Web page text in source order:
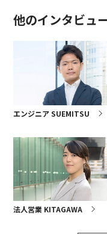
他のインタビュ
エンジニア SUEMITSU
法人営業 KITAGAWA